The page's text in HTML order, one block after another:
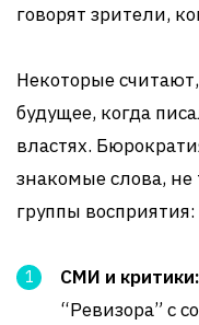
говорят зрители,
Некоторые
будущее, когда
властях.
знакомые слова,
группы восприятия:
СМИ и критики:
“Ревизора” с